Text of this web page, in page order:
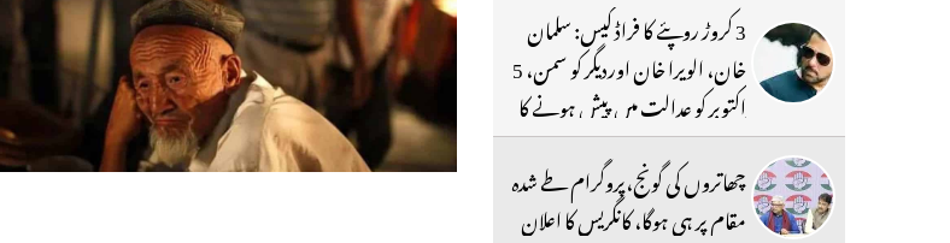
3 کروڑ روپئے کا فراڈ کیس: سلمان
خان، الویرا خان اوردیگر کو سمن، 5
اکتوبر کو عدالت میں پیش ہونے کا
حکم
چھاتروں کی گونج،پروگرام طے شدہ
مقام پر ہی ہوگا، کانگریس کا اعلان